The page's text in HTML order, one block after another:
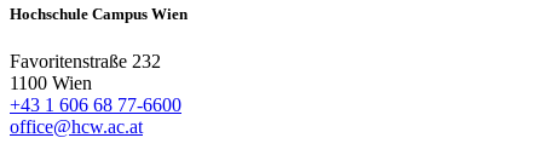
Hochschule Campus Wien
Favoritenstraße 232
1100 Wien
+43 1 606 68 77-6600
office@hcw.ac.at